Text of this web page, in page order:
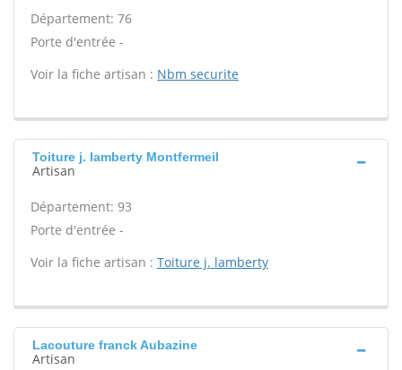
Département: 76
Porte d'entrée -
Voir la fiche artisan : Nbm securite
Toiture j. lamberty Montfermeil
Artisan
Département: 93
Porte d'entrée -
Voir la fiche artisan : Toiture j. lamberty
Lacouture franck Aubazine
Artisan